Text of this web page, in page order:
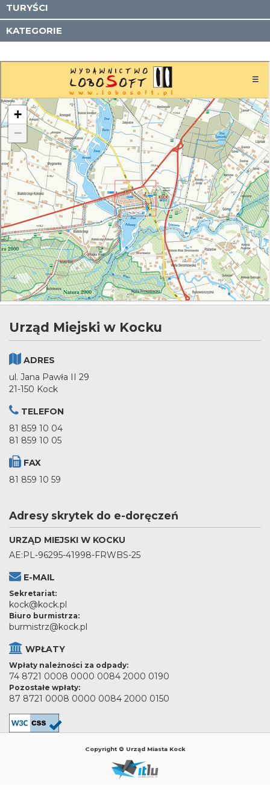
TURYŚCI
KATEGORIE
Urząd Miejski w Kocku
ADRES
ul. Jana Pawła II 29
21-150 Kock
TELEFON
81 859 10 04
81 859 10 05
FAX
81 859 10 59
Adresy skrytek do e-doręczeń
URZĄD MIEJSKI W KOCKU
AE:PL-96295-41998-FRWBS-25
E-MAIL
Sekretariat:
kock@kock.pl
Biuro burmistrza:
burmistrz@kock.pl
WPŁATY
Wpłaty należności za odpady:
74 8721 0008 0000 0084 2000 0190
Pozostałe wpłaty:
87 8721 0008 0000 0084 2000 0150
Copyright © Urząd Miasta Kock